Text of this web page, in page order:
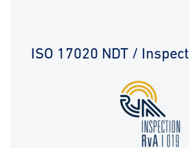
ISO 17020 NDT /